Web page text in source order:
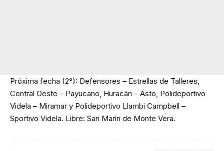
Próxima fecha (2°): Defensores – Estrellas de Talleres,
Central Oeste – Payucano, Huracán – Asto, Polideportivo
Videla – Miramar y Polideportivo Llambi Campbell –
Sportivo Videla. Libre: San Marín de Monte Vera.